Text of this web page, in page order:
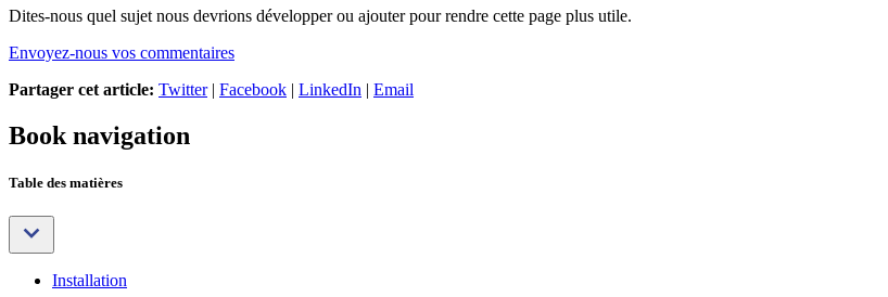
Dites-nous quel sujet nous devrions développer ou ajouter pour rendre cette page plus utile.
Envoyez-nous vos commentaires
Partager cet article: Twitter| Facebook | LinkedIn | Email
Book navigation
Table des matières
Installation